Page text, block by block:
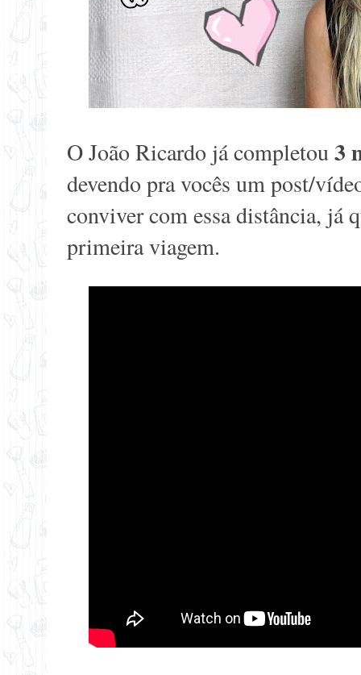
O João Ricardo já completou3
devendo pra vocês um post/
conviver com essa distância, já
primeira viagem.